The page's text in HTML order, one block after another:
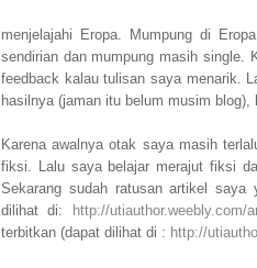
menjelajahi Eropa. Mumpung di
sendirian dan mumpung masih single.
feedback kalau tulisan saya menarik.
hasilnya (jaman itu belum musim
Karena awalnya otak saya masih
fiksi. Lalu saya belajar merajut fiksi
Sekarang sudah ratusan artikel saya
dilihat di:
http://utiauthor.weebly.com/
terbitkan (dapat dilihat di : http://